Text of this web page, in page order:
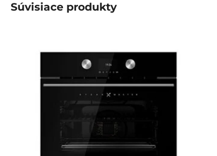
Súvisiace produkty